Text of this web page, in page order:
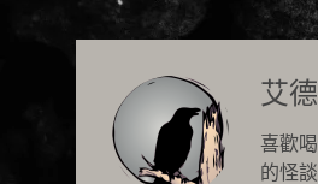
艾
喜歡
的怪